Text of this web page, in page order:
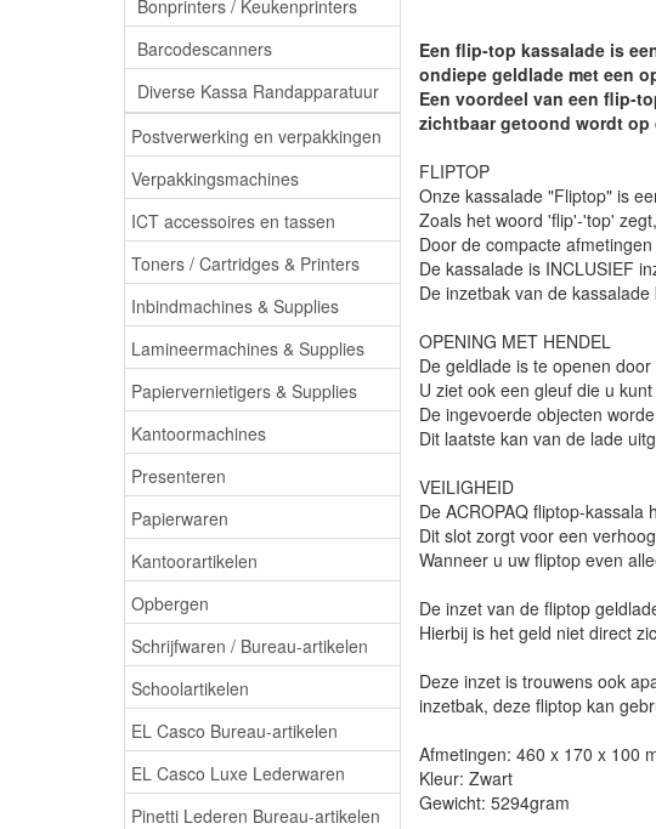
Bonprinters / Keukenprinters
Barcodescanners
Diverse Kassa Randapparatuur
Postverwerking en verpakkingen
Verpakkingsmachines
ICT accessoires en tassen
Toners / Cartridges & Printers
Inbindmachines & Supplies
Lamineermachines & Supplies
Papiervernietigers & Supplies
Kantoormachines
Presenteren
Papierwaren
Kantoorartikelen
Opbergen
Schrijfwaren / Bureau-artikelen
Schoolartikelen
EL Casco Bureau-artikelen
EL Casco Luxe Lederwaren
Pinetti Lederen Bureau-artikelen
Een flip-top kassalade is
ondiepe geldlade met een
Een voordeel van een flip-
zichtbaar getoond wordt op
FLIPTOP
Onze kassalade "Fliptop" is
Zoals het woord 'flip'-'top'
Door de compacte
De kassalade is INCLUSIEF
De inzetbak van de
OPENING MET HENDEL
De geldlade is te openen
U ziet ook een gleuf die u
De ingevoerde objecten
Dit laatste kan van de lade
VEILIGHEID
De ACROPAQ fliptop-kassala
Dit slot zorgt voor een
Wanneer u uw fliptop even
De inzet van de fliptop
Hierbij is het geld niet direct
Deze inzet is trouwens ook
inzetbak, deze fliptop kan
Afmetingen: 460 x 170 x 100
Kleur: Zwart
Gewicht: 5294gram